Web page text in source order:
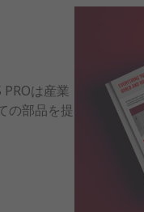
は産業
の部品を提